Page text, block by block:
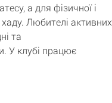
а для фізичної і
Любителі активних
та
У клубі працює